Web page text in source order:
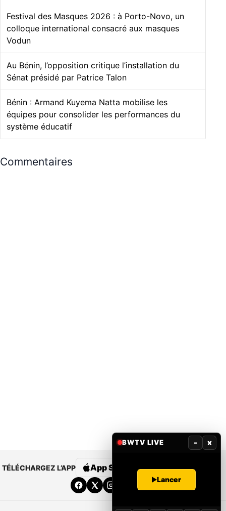
Festival des Masques 2026 : à Porto-Novo, un
colloque international consacré aux masques
Vodun
Au Bénin, l’opposition critique l’installation du
Sénat présidé par Patrice Talon
Bénin : Armand Kuyema Natta mobilise les
équipes pour consolider les performances du
système éducatif
Commentaires
TÉLÉCHARGEZ L’APP App Store Google Play
BWTV LIVE - x
Lancer